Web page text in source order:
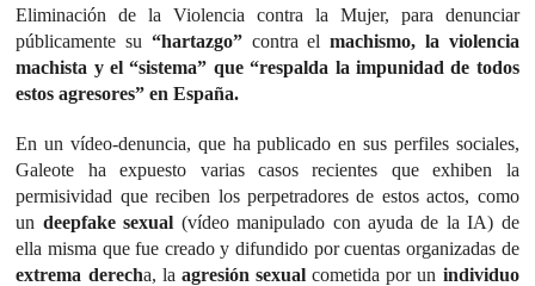
Eliminación de la Violencia contra la Mujer, para denunciar
públicamente su “hartazgo”contra elmachismo, la violencia
machista y el “sistema” que “respalda la impunidad de todos
estos agresores” en España.
En un vídeo-denuncia, que ha publicado en sus perfiles sociales,
Galeote ha expuesto varias casos recientes que exhiben la
permisividad que reciben los perpetradores de estos actos, como
un deepfake sexual (vídeo manipulado con ayuda de la IA) de
ella misma que fue creado y difundido por cuentas organizadas de
extrema derecha, la agresión sexual cometida por un individuo